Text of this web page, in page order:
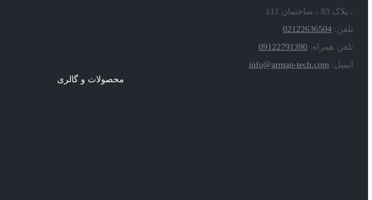
، پلاک 83 ، ساختمان 111
تلفن: 02122636504
تلفن همراه: 09122791390
ایمیل: info@arman-tech.com
محصولات و گالری